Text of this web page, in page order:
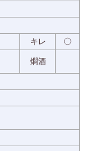
キレ
〇
燗酒